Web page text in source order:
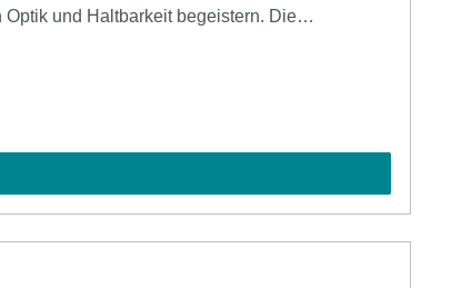
und Haltbarkeit begeistern. Die
sich das Recht vor, die Zusammensetzung
variieren und gibt die Realität möglicherweise